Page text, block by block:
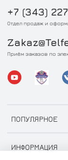
ПОПУЛЯРНОЕ
ИНФОРМАЦИЯ
+7 (343)
Отдел продаж и
Приём заказов по